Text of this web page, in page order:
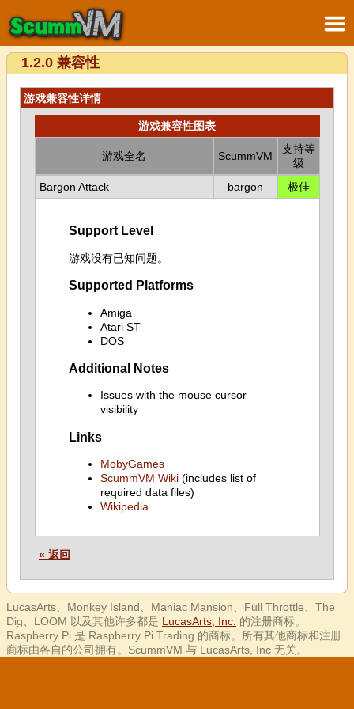
1.2.0 兼容性
游戏兼容性详情
游戏兼容性图表
游戏全名 ScummVM
支持等
级
Bargon Attack
bargon 极佳
Support Level
游戏没有已知问题。
Supported Platforms
Amiga
Atari ST
DOS
Additional Notes
Issues with the mouse cursor
visibility
Links
MobyGames
ScummVM Wiki(includes list of
required data files)
Wikipedia
« 返回
LucasArts、Monkey Island、Maniac Mansion、Full Throttle、The
Dig、LOOM 以及其他许多都是 LucasArts, Inc. 的注册商标。
Raspberry Pi 是 Raspberry Pi Trading 的商标。所有其他商标和注册
商标由各自的公司拥有。ScummVM 与 LucasArts, Inc 无关。